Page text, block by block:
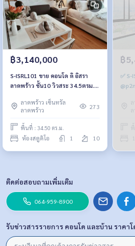
฿3,140,000
S-ISRL101 ขาย คอนโด ดิ อิสรา
ลาดพร้าว ชั้น10 วิวสระ 34.5ตรม.
8900ลาดพร้าว เซ็นทรัล
ลาดพร้าว
273
พื้นที่ : 34.50 ตร.ม.
ห้องสตูดิโอ 1 10
฿
✅ S-
ล
ติดต่อสอบถามเพิ่มเติม
064-959-8900
รับข่าวสารรายการ คอนโด และบ้าน ราคาโ